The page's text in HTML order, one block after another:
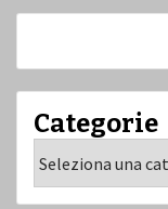
Categorie